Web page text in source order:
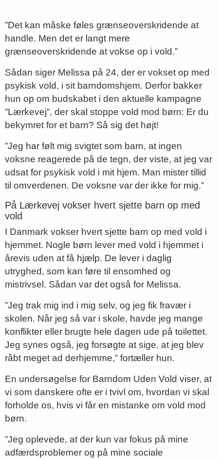
”Det kan måske føles grænseoverskridende at
handle. Men det er langt mere
grænseoverskridende at vokse op i vold.”
Sådan siger Melissa på 24, der er vokset op med
psykisk vold, i sit barndomshjem. Derfor bakker
hun op om budskabet i den aktuelle kampagne
”Lærkevej”, der skal stoppe vold mod børn: Er du
bekymret for et barn? Så sig det højt!
”Jeg har følt mig svigtet som barn, at ingen
voksne reagerede på de tegn, der viste, at jeg var
udsat for psykisk vold i mit hjem. Man mister tillid
til omverdenen. De voksne var der ikke for mig.”
På Lærkevej vokser hvert sjette barn op med
vold
I Danmark vokser hvert sjette barn op med vold i
hjemmet. Nogle børn lever med vold i hjemmet i
årevis uden at få hjælp. De lever i daglig
utryghed, som kan føre til ensomhed og
mistrivsel. Sådan var det også for Melissa.
”Jeg trak mig ind i mig selv, og jeg fik fravær i
skolen. Når jeg så var i skole, havde jeg mange
konflikter eller brugte hele dagen ude på toilettet.
Jeg synes også, jeg forsøgte at sige, at jeg blev
råbt meget ad derhjemme,” fortæller hun.
En undersøgelse for Barndom Uden Vold viser, at
vi som danskere ofte er i tvivl om, hvordan vi skal
forholde os, hvis vi får en mistanke om vold mod
børn.
”Jeg oplevede, at der kun var fokus på mine
adfærdsproblemer og på mine sociale